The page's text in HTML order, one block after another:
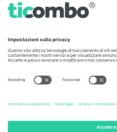
Ticombo Italia
Mimi Balkanska 132, 1540, Sofia,
base alla località, all'evento e/o al
pagina specifica dell'evento,